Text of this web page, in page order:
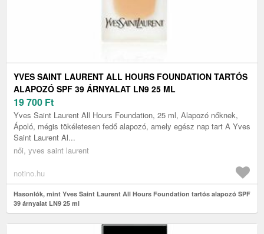
YVES SAINT LAURENT ALL HOURS FOUNDATION TARTÓS
ALAPOZÓ SPF 39 ÁRNYALAT LN9 25 ML
19 700 Ft
Yves Saint Laurent All Hours Foundation, 25 ml, Alapozó nőknek,
Ápoló, mégis tökéletesen fedő alapozó, amely egész nap tart A Yves
Saint Laurent Al...
női, yves saint laurent
notino.hu
Hasonlók, mint Yves Saint Laurent All Hours Foundation tartós alapozó SPF
39 árnyalat LN9 25 ml